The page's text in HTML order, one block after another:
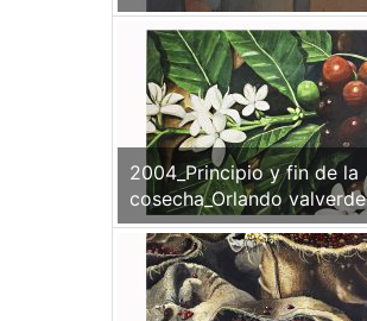
2004_Principio y fin de la
cosecha_Orlando valverde